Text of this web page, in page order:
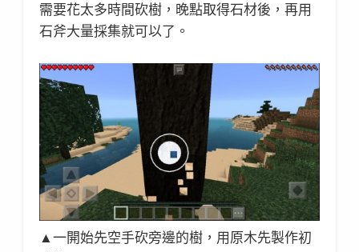
需要花太多時間砍樹，晚點取得石材後，再用
石斧大量採集就可以了。
▲一開始先空手砍旁邊的樹，用原木先製作初